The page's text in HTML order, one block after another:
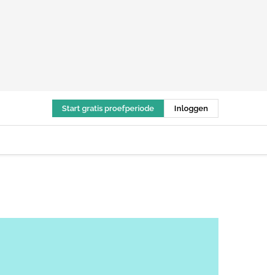
Start gratis proefperiode Inloggen